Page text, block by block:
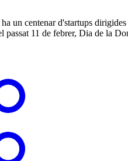
un centenar d'startups
11 de febrer, Dia de la